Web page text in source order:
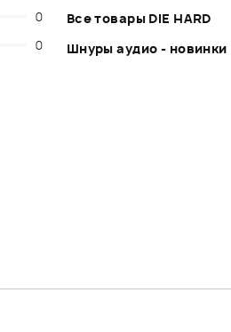
0
0
Все товары DIE HARD
Шнуры аудио - новинки